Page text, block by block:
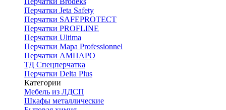
Перчатки Jeta Safety
Перчатки SAFEPROTECT
Перчатки PROFLINE
Перчатки Ultima
Перчатки Мара Professionnel
Перчатки АМПАРО
ТД Спецперчатка
Перчатки Delta Plus
Категории
Мебель из ЛДСП
Шкафы металлические